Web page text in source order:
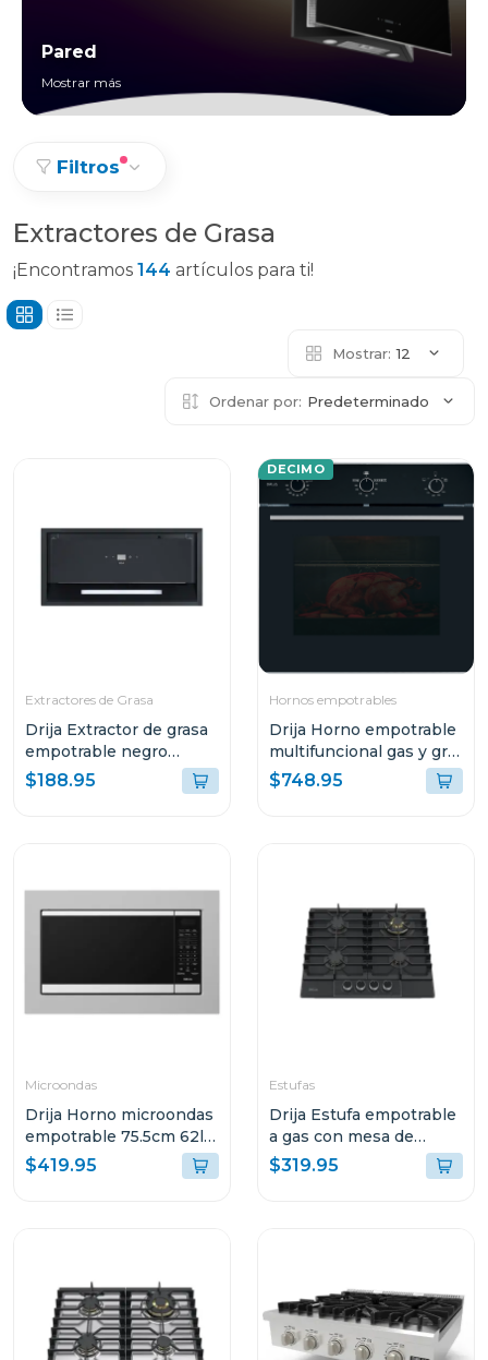
Pared
Mostrar más
Filtros
Extractores de Grasa
¡Encontramos 144 artículos para ti!
Mostrar: 12
Ordenar por: Predeterminado
Extractores de Grasa
Drija Extractor de grasa
empotrable negro
59.8cm sottile60
$188.95
DECIMO
Hornos empotrables
Drija Horno empotrable
multifuncional gas y grill
roma 78l 76g
$748.95
Microondas
Drija Horno microondas
empotrable 75.5cm 62l
potencia 1200w
$419.95
Estufas
Drija Estufa empotrable
a gas con mesa de
vitroceramica mate 4
quemadores italia
$319.95